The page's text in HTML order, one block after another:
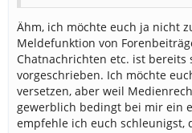
Ähm, ich möchte euch ja nicht
Meldefunktion von
Chatnachrichten etc. ist bereits
vorgeschrieben. Ich möchte
versetzen, aber weil
gewerblich bedingt bei mir ein
empfehle ich euch schleunigst,